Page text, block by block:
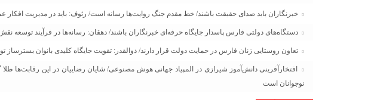
خبرنگاران باید صدای حقیقت باشند/ خط مقدم جنگ روایت‌ها رسانه است/ رئوف: باید در مدیریت افکار
دستگاه‌های دولتی فارس پاسدار جایگاه حرفه‌ای خبرنگاران باشند/ دهقان: رسانه‌ها در فرآیند توسعه نقش
تعاون روستایی زنان فارس در حمایت دولت قرار دارند/ ذوالقدر: تقویت جایگاه کلیدی بانوان
افتخارآفرینی دانش‌آموز شیرازی در المپیاد جهانی هوش مصنوعی/ شایان رضاییان در این رقابت‌ها
نوجوانان است